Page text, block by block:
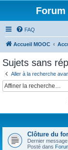
Forum
FAQ
Accueil MOOC
Sujets sans
Aller à la recherche
Clôture du
Dernier
Posté dans